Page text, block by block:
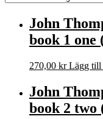
John
book 1
270,00 kr Lägg till
John
book 2 two